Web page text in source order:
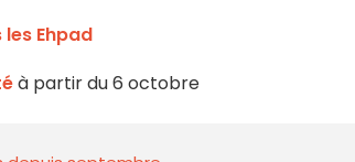
Ehpad
à partir du 6 octobre